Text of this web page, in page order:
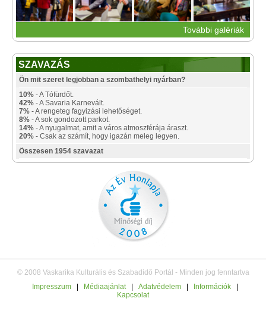
További galériák
SZAVAZÁS
Ön mit szeret legjobban a szombathelyi nyárban?
10% - A Tófürdőt.
42% - A Savaria Karnevált.
7% - A rengeteg fagyizási lehetőséget.
8% - A sok gondozott parkot.
14% - A nyugalmat, amit a város atmoszférája áraszt.
20% - Csak az számít, hogy igazán meleg legyen.
Összesen 1954 szavazat
© 2008 Vaskarika Kulturális és Szabadidő Portál - Minden jog fenntartva
Impresszum
Médiaajánlat Adatvédelem Információk
Kapcsolat